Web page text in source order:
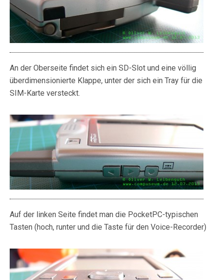
An der Oberseite findet sich ein SD-Slot und eine völlig
überdimensionierte Klappe, unter der sich ein Tray für die
SIM-Karte versteckt.
Auf der linken Seite findet man die PocketPC-typischen
Tasten (hoch, runter und die Taste für den Voice-Recorder)